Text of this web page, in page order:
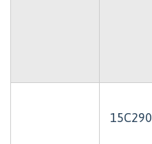
15C290